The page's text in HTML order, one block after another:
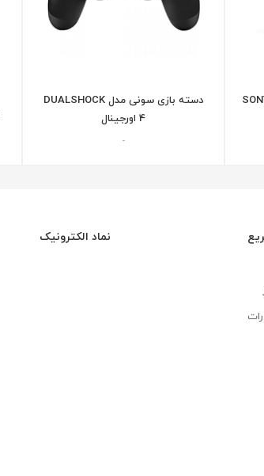
دسته بازی سونی مدل DUALSHOCK
4 اورجینال
-
نماد الکترونیک